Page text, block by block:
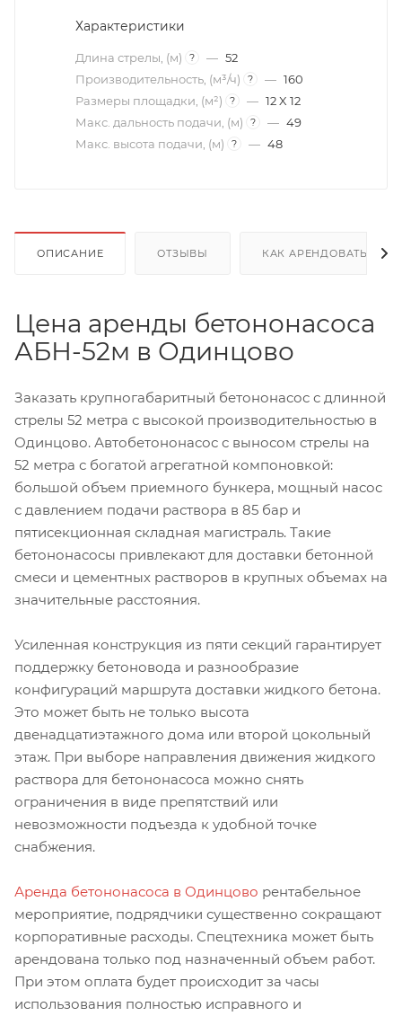
Характеристики
Длина стрелы, (м) ? — 52
Производительность, (м³/ч)
? — 160
Размеры площадки, (м²)
? — 12 X 12
Макс. дальность подачи, (м)
? — 49
Макс. высота подачи, (м)
? — 48
ОПИСАНИЕ ОТЗЫВЫ КАК АРЕНДОВАТЬ
Цена аренды бетононасоса
АБН-52м в Одинцово
Заказать крупногабаритный бетононасос с длинной
стрелы 52 метра с высокой производительностью в
Одинцово. Автобетононасос с выносом стрелы на
52 метра с богатой агрегатной компоновкой:
большой объем приемного бункера, мощный насос
с давлением подачи раствора в 85 бар и
пятисекционная складная магистраль. Такие
бетононасосы привлекают для доставки бетонной
смеси и цементных растворов в крупных объемах на
значительные расстояния.
Усиленная конструкция из пяти секций гарантирует
поддержку бетоновода и разнообразие
конфигураций маршрута доставки жидкого бетона.
Это может быть не только высота
двенадцатиэтажного дома или второй цокольный
этаж. При выборе направления движения жидкого
раствора для бетононасоса можно снять
ограничения в виде препятствий или
невозможности подъезда к удобной точке
снабжения.
Аренда бетононасоса в Одинцово рентабельное
мероприятие, подрядчики существенно сокращают
корпоративные расходы. Спецтехника может быть
арендована только под назначенный объем работ.
При этом оплата будет происходит за часы
использования полностью исправного и